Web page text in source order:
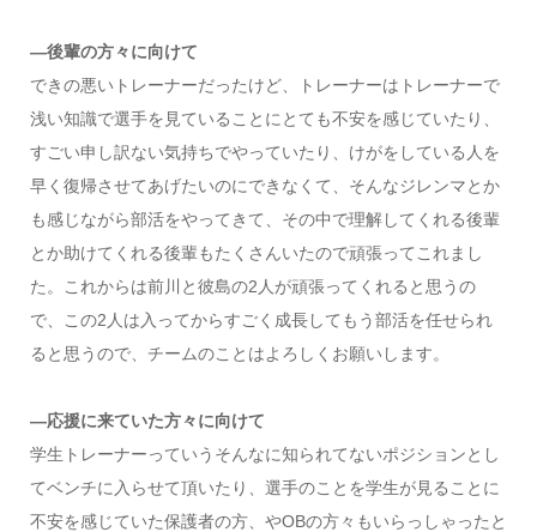
―後輩の方々に向けて
できの悪いトレーナーだったけど、トレーナーはトレーナーで
浅い知識で選手を見ていることにとても不安を感じていたり、
すごい申し訳ない気持ちでやっていたり、けがをしている人を
早く復帰させてあげたいのにできなくて、そんなジレンマとか
も感じながら部活をやってきて、その中で理解してくれる後輩
とか助けてくれる後輩もたくさんいたので頑張ってこれまし
た。これからは前川と彼島の2人が頑張ってくれると思うの
で、この2人は入ってからすごく成長してもう部活を任せられ
ると思うので、チームのことはよろしくお願いします。
―応援に来ていた方々に向けて
学生トレーナーっていうそんなに知られてないポジションとし
てベンチに入らせて頂いたり、選手のことを学生が見ることに
不安を感じていた保護者の方、やOBの方々もいらっしゃったと